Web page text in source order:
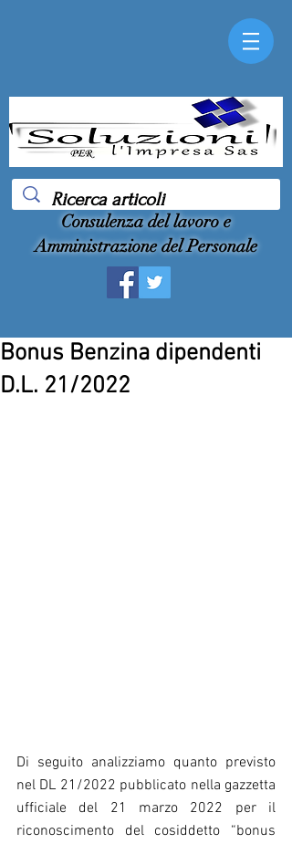
Consulenza del lavoro e
Amministrazione del Personale
Bonus Benzina dipendenti
D.L. 21/2022
Di seguito analizziamo quanto previsto
nel DL 21/2022 pubblicato nella gazzetta
ufficiale del 21 marzo 2022 per il
riconoscimento del cosiddetto “bonus